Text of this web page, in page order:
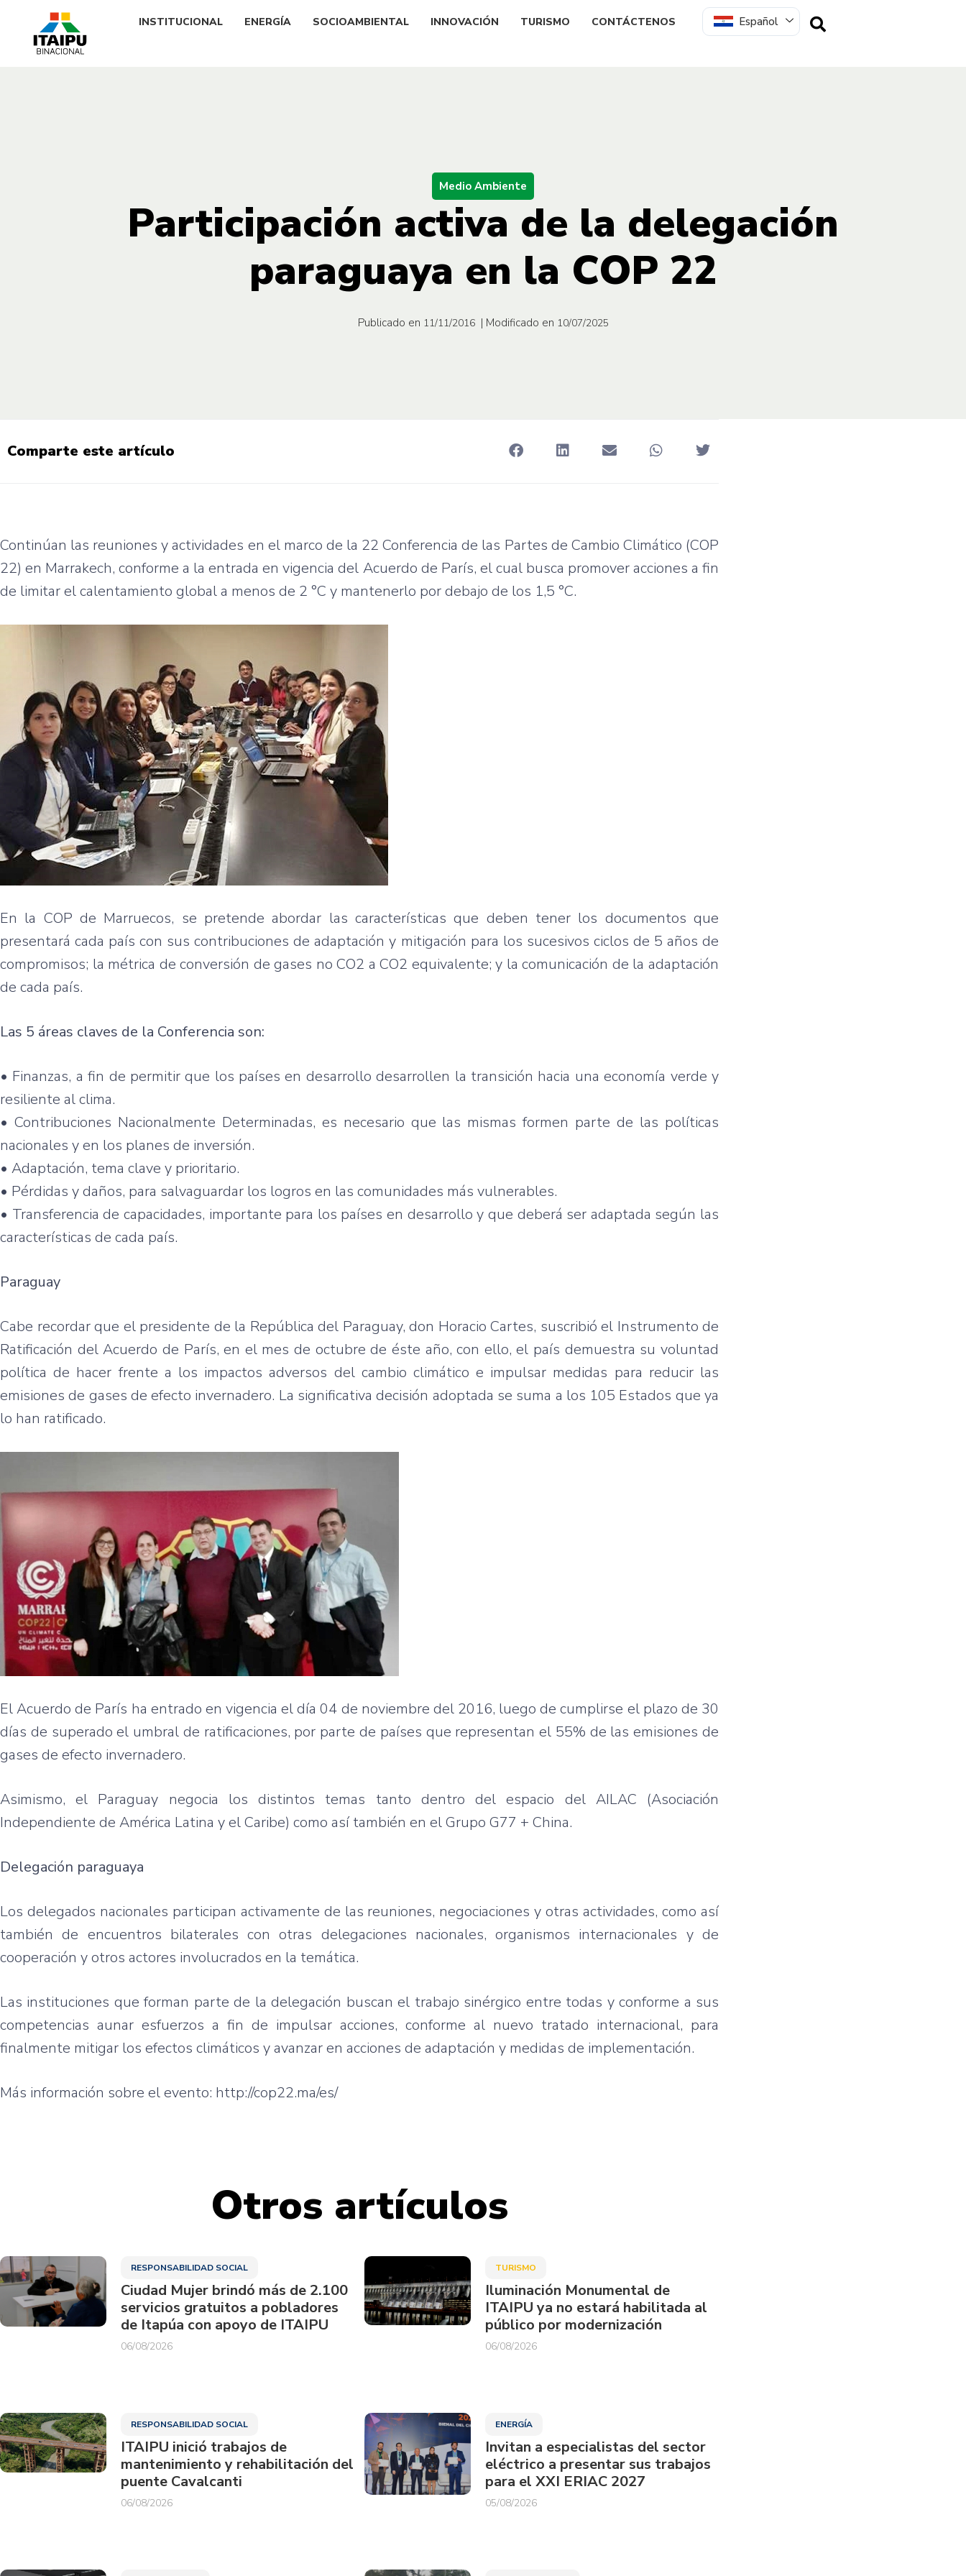
INSTITUCIONAL ENERGÍA SOCIOAMBIENTAL INNOVACIÓN TURISMO CONTÁCTENOS Español
Medio Ambiente
Participación activa de la delegación
paraguaya en la COP 22
Publicado en 11/11/2016 | Modificado en 10/07/2025
Comparte este artículo
Continúan las reuniones y actividades en el marco de la 22 Conferencia de las Partes de Cambio Climático (COP
22) en Marrakech, conforme a la entrada en vigencia del Acuerdo de París, el cual busca promover acciones a fin
de limitar el calentamiento global a menos de 2 °C y mantenerlo por debajo de los 1,5 °C.
En la COP de Marruecos, se pretende abordar las características que deben tener los documentos que
presentará cada país con sus contribuciones de adaptación y mitigación para los sucesivos ciclos de 5 años de
compromisos; la métrica de conversión de gases no CO2 a CO2 equivalente; y la comunicación de la adaptación
de cada país.
Las 5 áreas claves de la Conferencia son:
• Finanzas, a fin de permitir que los países en desarrollo desarrollen la transición hacia una economía verde y
resiliente al clima.
• Contribuciones Nacionalmente Determinadas, es necesario que las mismas formen parte de las políticas
nacionales y en los planes de inversión.
• Adaptación, tema clave y prioritario.
• Pérdidas y daños, para salvaguardar los logros en las comunidades más vulnerables.
• Transferencia de capacidades, importante para los países en desarrollo y que deberá ser adaptada según las
características de cada país.
Paraguay
Cabe recordar que el presidente de la República del Paraguay, don Horacio Cartes, suscribió el Instrumento de
Ratificación del Acuerdo de París, en el mes de octubre de éste año, con ello, el país demuestra su voluntad
política de hacer frente a los impactos adversos del cambio climático e impulsar medidas para reducir las
emisiones de gases de efecto invernadero. La significativa decisión adoptada se suma a los 105 Estados que ya
lo han ratificado.
El Acuerdo de París ha entrado en vigencia el día 04 de noviembre del 2016, luego de cumplirse el plazo de 30
días de superado el umbral de ratificaciones, por parte de países que representan el 55% de las emisiones de
gases de efecto invernadero.
Asimismo, el Paraguay negocia los distintos temas tanto dentro del espacio del AILAC (Asociación
Independiente de América Latina y el Caribe) como así también en el Grupo G77 + China.
Delegación paraguaya
Los delegados nacionales participan activamente de las reuniones, negociaciones y otras actividades, como así
también de encuentros bilaterales con otras delegaciones nacionales, organismos internacionales y de
cooperación y otros actores involucrados en la temática.
Las instituciones que forman parte de la delegación buscan el trabajo sinérgico entre todas y conforme a sus
competencias aunar esfuerzos a fin de impulsar acciones, conforme al nuevo tratado internacional, para
finalmente mitigar los efectos climáticos y avanzar en acciones de adaptación y medidas de implementación.
Más información sobre el evento: http://cop22.ma/es/
Otros artículos
RESPONSABILIDAD SOCIAL
Ciudad Mujer brindó más de 2.100
servicios gratuitos a pobladores
de Itapúa con apoyo de ITAIPU
06/08/2026
TURISMO
Iluminación Monumental de
ITAIPU ya no estará habilitada al
público por modernización
06/08/2026
RESPONSABILIDAD SOCIAL
ITAIPU inició trabajos de
mantenimiento y rehabilitación del
puente Cavalcanti
06/08/2026
ENERGÍA
Invitan a especialistas del sector
eléctrico a presentar sus trabajos
para el XXI ERIAC 2027
05/08/2026